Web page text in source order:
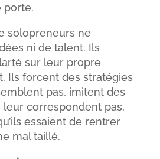
porte.
solopreneurs ne
ni de talent. Ils
sur leur propre
Ils forcent des stratégies
pas, imitent des
correspondent pas,
essaient de rentrer
mal taillé.